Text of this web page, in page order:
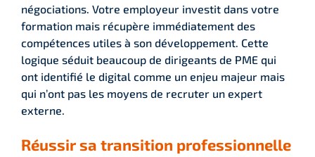
négociations. Votre employeur investit dans votre
formation mais récupère immédiatement des
compétences utiles à son développement. Cette
logique séduit beaucoup de dirigeants de PME qui
ont identifié le digital comme un enjeu majeur mais
qui n’ont pas les moyens de recruter un expert
externe.
Réussir sa transition professionnelle